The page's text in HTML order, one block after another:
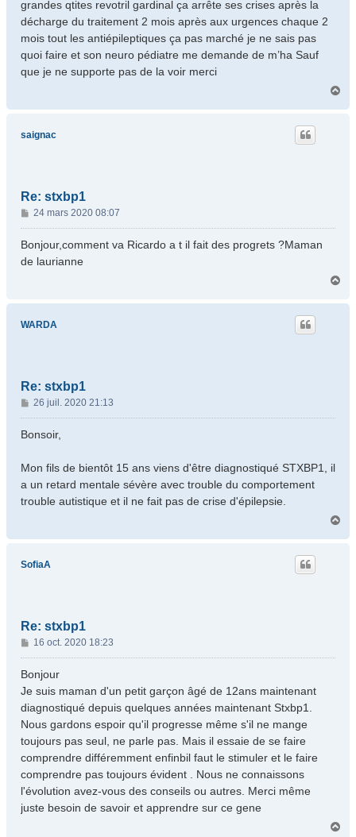
e
grandes qtites revotril gardinal ça arrête ses crises après la
décharge du traitement 2 mois après aux urgences chaque 2
mois tout les antiépileptiques ça pas marché je ne sais pas
quoi faire et son neuro pédiatre me demande de m’ha Sauf
que je ne supporte pas de la voir merci
saignac
Re: stxbp1
M
e
s
24 mars 2020 08:07
Bonjour,comment va Ricardo a t il fait des progrets ?Maman
de laurianne
u
WARDA
Re: stxbp1
M
e
s
g
e
26 juil. 2020 21:13
Bonsoir,
Mon fils de bientôt 15 ans viens d'être diagnostiqué STXBP1, il
a un retard mentale sévère avec trouble du comportement
trouble autistique et il ne fait pas de crise d'épilepsie.
SofiaA
Re: stxbp1
M
e
s
g
e
16 oct. 2020 18:23
Bonjour
Je suis maman d'un petit garçon âgé de 12ans maintenant
diagnostiqué depuis quelques années maintenant Stxbp1.
Nous gardons espoir qu'il progresse même s'il ne mange
toujours pas seul, ne parle pas. Mais il essaie de se faire
comprendre différemment enfinbil faut le stimuler et le faire
comprendre pas toujours évident . Nous ne connaissons
l'évolution avez-vous des conseils ou autres. Merci même
juste besoin de savoir et apprendre sur ce gene